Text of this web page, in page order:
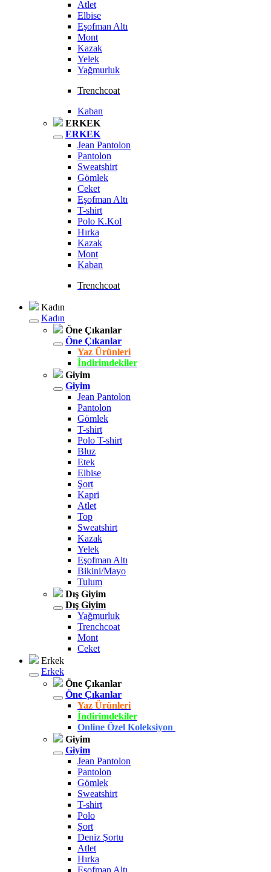
Atlet
Elbise
Eşofman Altı
Mont
Kazak
Yelek
Yağmurluk
Trenchcoat
Kaban
ERKEK
ERKEK
Jean Pantolon
Pantolon
Sweatshirt
Gömlek
Ceket
Eşofman Altı
T-shirt
Polo K.Kol
Hırka
Kazak
Mont
Kaban
Trenchcoat
Kadın
Kadın
Öne Çıkanlar
Öne Çıkanlar
Yaz Ürünleri
İndirimdekiler
Giyim
Giyim
Jean Pantolon
Pantolon
Gömlek
T-shirt
Polo T-shirt
Bluz
Etek
Elbise
Şort
Kapri
Atlet
Top
Sweatshirt
Kazak
Yelek
Eşofman Altı
Bikini/Mayo
Tulum
Dış Giyim
Dış Giyim
Yağmurluk
Trenchcoat
Mont
Ceket
Erkek
Erkek
Öne Çıkanlar
Öne Çıkanlar
Yaz Ürünleri
İndirimdekiler
Online Özel Koleksiyon
Giyim
Giyim
Jean Pantolon
Pantolon
Gömlek
Sweatshirt
T-shirt
Polo
Şort
Deniz Şortu
Atlet
Hırka
Eşofman Altı